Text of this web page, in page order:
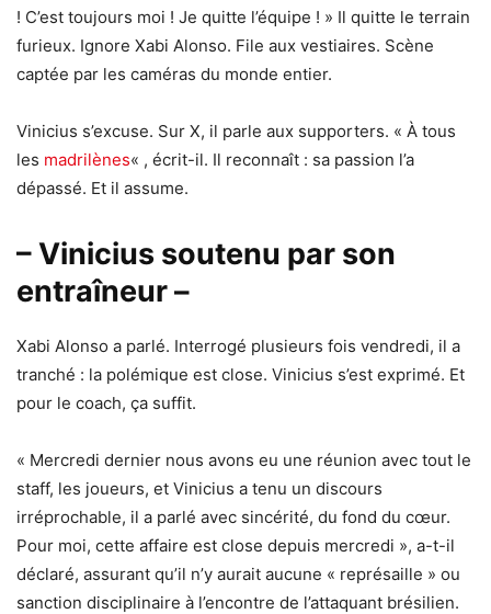
! C’est toujours moi ! Je quitte l’équipe ! » Il quitte le terrain
furieux. Ignore Xabi Alonso. File aux vestiaires. Scène
captée par les caméras du monde entier.
Vinicius s’excuse. Sur X, il parle aux supporters. « À tous
les madrilènes« , écrit-il. Il reconnaît : sa passion l’a
dépassé. Et il assume.
– Vinicius soutenu par son
entraîneur –
Xabi Alonso a parlé. Interrogé plusieurs fois vendredi, il a
tranché : la polémique est close. Vinicius s’est exprimé. Et
pour le coach, ça suffit.
« Mercredi dernier nous avons eu une réunion avec tout le
staff, les joueurs, et Vinicius a tenu un discours
irréprochable, il a parlé avec sincérité, du fond du cœur.
Pour moi, cette affaire est close depuis mercredi », a-t-il
déclaré, assurant qu’il n’y aurait aucune « représaille » ou
sanction disciplinaire à l’encontre de l’attaquant brésilien.